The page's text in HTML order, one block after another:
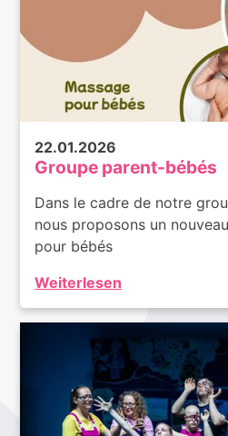
22.01.2026
Groupe parent-bébés
Dans le cadre de notre
nous proposons un
pour bébés
Weiterlesen